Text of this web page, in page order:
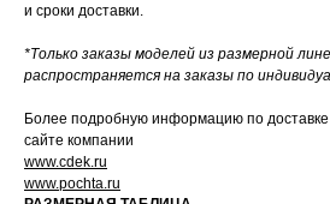
и сроки доставки.
*Только заказы моделей из размерной
распространяется на заказы по
Более подробную информацию по
сайте компании
www.cdek.ru
www.pochta.ru